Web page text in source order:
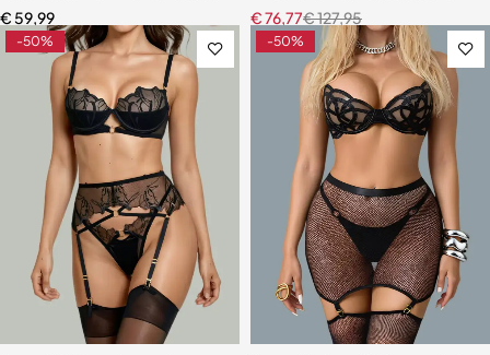
€ 59,99
€127,95
€76,77
-50% -50%